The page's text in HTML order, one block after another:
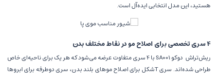
هستید، این مدل انتخابی ایده‌آل است.
4 سری تخصصی برای اصلاح مو در نقاط مختلف بدن
ریش‌تراش‌
دوکو SA001 با 4 سری متفاوت عرضه می‌شود که هر یک برای ناحیه‌ای خاص
طراحی شده‌اند. سری T‌شکل برای اصلاح موهای بلند بدن، سری دوطرفه برای ابروها